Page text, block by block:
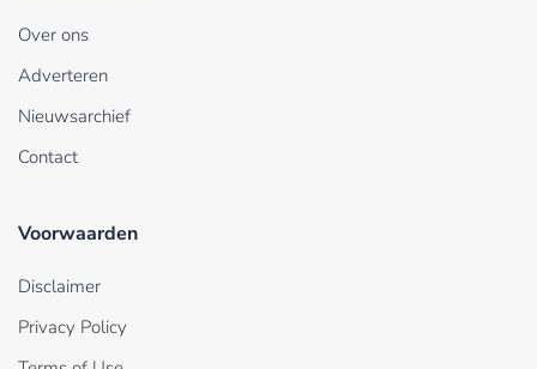
Over ons
Adverteren
Nieuwsarchief
Contact
Voorwaarden
Disclaimer
Privacy Policy